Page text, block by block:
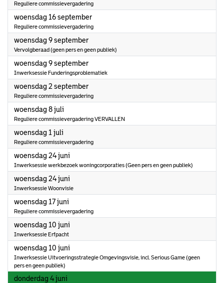
Reguliere commissievergadering
woensdag 16 september2026
Reguliere commissievergadering
woensdag 9 september2026
Vervolgberaad (geen pers en geen publiek)
woensdag 9 september2026
Inwerksessie Funderingsproblematiek
woensdag 2 september2026
Reguliere commissievergadering
woensdag 8 juli
Reguliere commissievergadering VERVALLEN
woensdag 1 juli
Reguliere commissievergadering
woensdag 24 juni
Inwerksessie werkbezoek woningcorporaties (Geen pers en geen publiek)
woensdag 24 juni
Inwerksessie Woonvisie
woensdag 17 juni
Reguliere commissievergadering
woensdag 10 juni
Inwerksessie Erfpacht
woensdag 10 juni
Inwerksessie Uitvoeringsstrategie Omgevingsvisie, incl. Serious Game (geen
pers en geen publiek)
donderdag 4 juni